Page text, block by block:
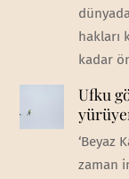
hakları
kadar
Ufku
‘Beyaz
zaman